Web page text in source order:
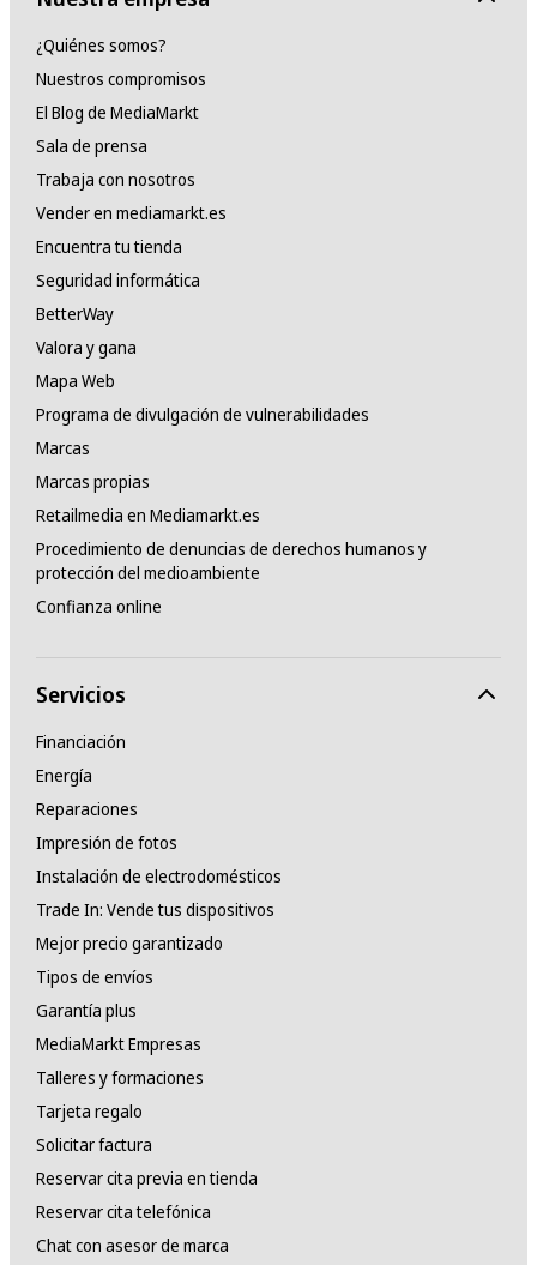
¿Quiénes somos?
Nuestros compromisos
El Blog de MediaMarkt
Sala de prensa
Trabaja con nosotros
Vender en mediamarkt.es
Encuentra tu tienda
Seguridad informática
BetterWay
Valora y gana
Mapa Web
Programa de divulgación de vulnerabilidades
Marcas
Marcas propias
Retailmedia en Mediamarkt.es
Procedimiento de denuncias de derechos humanos y
protección del medioambiente
Confianza online
Servicios
Financiación
Energía
Reparaciones
Impresión de fotos
Instalación de electrodomésticos
Trade In: Vende tus dispositivos
Mejor precio garantizado
Tipos de envíos
Garantía plus
MediaMarkt Empresas
Talleres y formaciones
Tarjeta regalo
Solicitar factura
Reservar cita previa en tienda
Reservar cita telefónica
Chat con asesor de marca